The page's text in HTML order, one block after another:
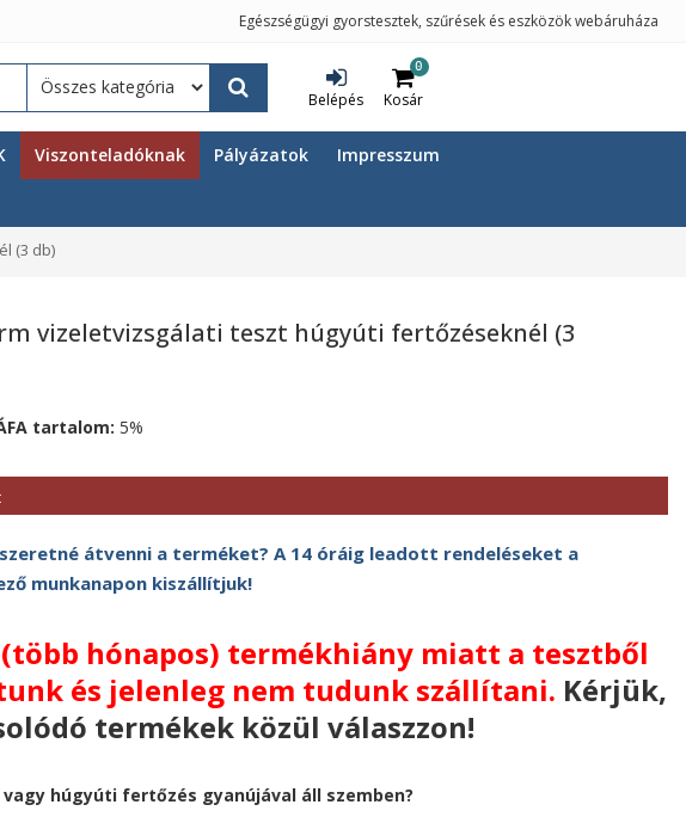
Egészségügyi gyorstesztek, szűrések és eszközök webáruháza
Belépés
0
Kosár
Viszonteladóknak Pályázatok Impresszum
(3 db)
vizeletvizsgálati teszt húgyúti fertőzéseknél (3
tartalom: 5%
átvenni a terméket? A 14 óráig leadott rendeléseket a
munkanapon kiszállítjuk!
hónapos) termékhiány miatt a tesztből
és jelenleg nem tudunk szállítani. Kérjük,
termékek közül válaszzon!
vagy húgyúti fertőzés gyanújával áll szemben?